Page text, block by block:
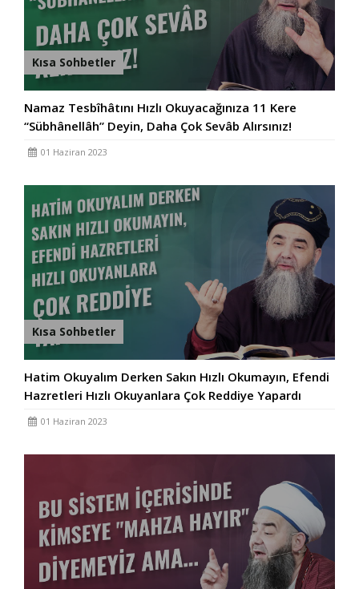
Kısa Sohbetler
Namaz Tesbîhâtını Hızlı Okuyacağınıza 11 Kere
“Sübhânellâh” Deyin, Daha Çok Sevâb Alırsınız!
01 Haziran 2023
Kısa Sohbetler
Hatim Okuyalım Derken Sakın Hızlı Okumayın, Efendi
Hazretleri Hızlı Okuyanlara Çok Reddiye Yapardı
01 Haziran 2023